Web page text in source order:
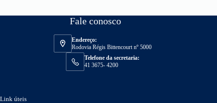
Fale conosco
Endereço:
Rodovia Régis Bittencourt nº 5000
Telefone da secretaria:
41 3675- 4200
Link úteis